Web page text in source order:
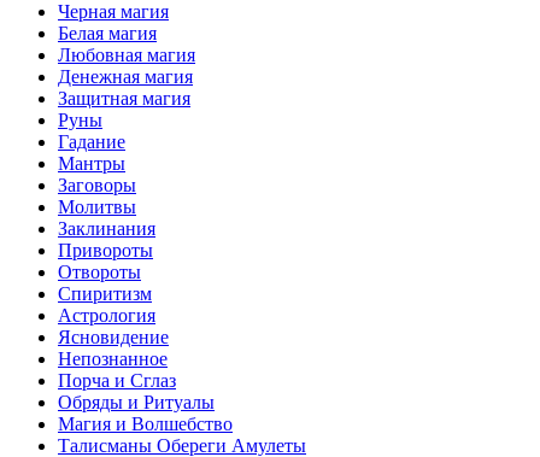
Черная магия
Белая магия
Любовная магия
Денежная магия
Защитная магия
Руны
Гадание
Мантры
Заговоры
Молитвы
Заклинания
Привороты
Отвороты
Спиритизм
Астрология
Ясновидение
Непознанное
Порча и Сглаз
Обряды и Ритуалы
Магия и Волшебство
Талисманы Обереги Амулеты